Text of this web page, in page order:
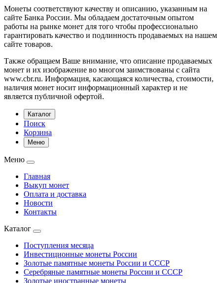
Монеты соответствуют качеству и описанию, указанным на
сайте Банка России. Мы обладаем достаточным опытом
работы на рынке монет для того чтобы профессионально
гарантировать качество и подлинность продаваемых на нашем
сайте товаров.
Также обращаем Ваше внимание, что описание продаваемых
монет и их изображение во многом заимствованы с сайта
www.cbr.ru. Информация, касающаяся количества, стоимости,
наличия монет носит информационный характер и не
является публичной офертой.
Каталог
Поиск
Корзина
Меню
Меню
Главная
Выкуп монет
Оплата и доставка
Новости
Контакты
Каталог
Поступления месяца
Инвестиционные монеты России
Золотые памятные монеты России и СССР
Серебряные памятные монеты России и СССР
Золотые иностранные монеты